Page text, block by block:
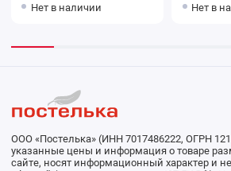
Нет в наличии
Нет в
ООО «Постелька» (ИНН 7017486222, ОГРН
указанные цены и информация о товаре
сайте, носят информационный характер и